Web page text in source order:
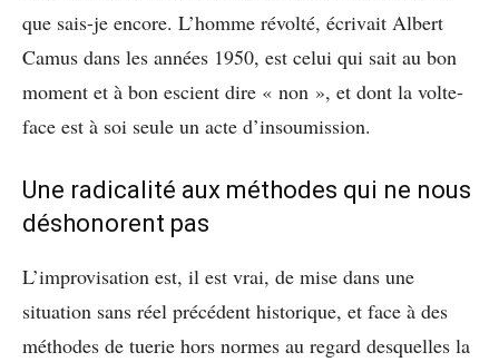
que sais-je encore. L’homme révolté, écrivait Albert
Camus dans les années 1950, est celui qui sait au bon
moment et à bon escient dire « non », et dont la volte-
face est à soi seule un acte d’insoumission.
Une radicalité aux méthodes qui ne nous
déshonorent pas
L’improvisation est, il est vrai, de mise dans une
situation sans réel précédent historique, et face à des
méthodes de tuerie hors normes au regard desquelles la